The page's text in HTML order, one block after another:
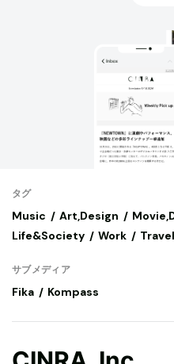
タグ
Music Art,Design
Life&Society
Work Travel
サブメディア
Fika Kompass